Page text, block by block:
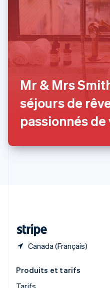
Mr & Mrs
séjours de
passionnés de
Canada (Français)
Portugal
English
RAS de Hong Kong,
English简体中文
République tchèque
English
English
Royaume-Uni
English
Singapour
English简体中文
Slovénie
Produits et tarifs